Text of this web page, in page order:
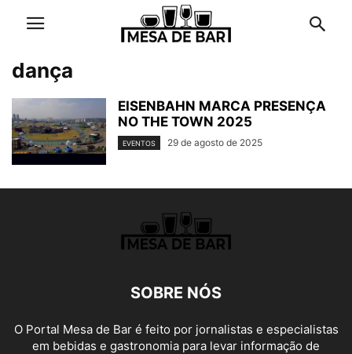
dança
EISENBAHN MARCA PRESENÇA
NO THE TOWN 2025
EVENTOS 29 de agosto de 2025
SOBRE NÓS
O Portal Mesa de Bar é feito por jornalistas e especialistas
em bebidas e gastronomia para levar informação de